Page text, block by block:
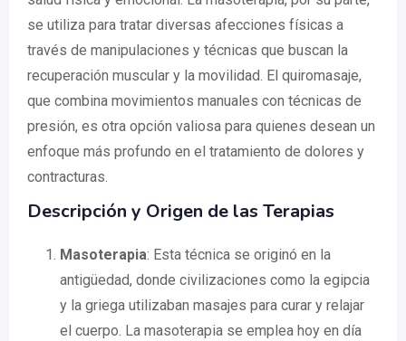
se utiliza para tratar diversas afecciones físicas a
través de manipulaciones y técnicas que buscan la
recuperación muscular y la movilidad. El quiromasaje,
que combina movimientos manuales con técnicas de
presión, es otra opción valiosa para quienes desean un
enfoque más profundo en el tratamiento de dolores y
contracturas.
Descripción y Origen de las Terapias
Masoterapia: Esta técnica se originó en la
antigüedad, donde civilizaciones como la egipcia
y la griega utilizaban masajes para curar y relajar
el cuerpo. La masoterapia se emplea hoy en día